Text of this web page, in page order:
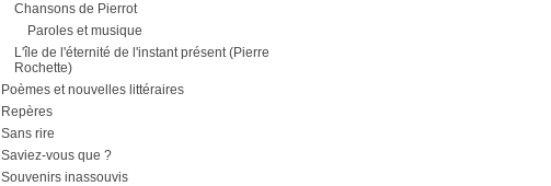
Chansons de Pierrot
Paroles et musique
L'île de l'éternité de l'instant présent (Pierre
Rochette)
Poèmes et nouvelles littéraires
Repères
Sans rire
Saviez-vous que ?
Souvenirs inassouvis